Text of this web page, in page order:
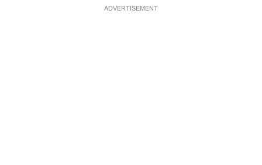
ADVERTISEMENT